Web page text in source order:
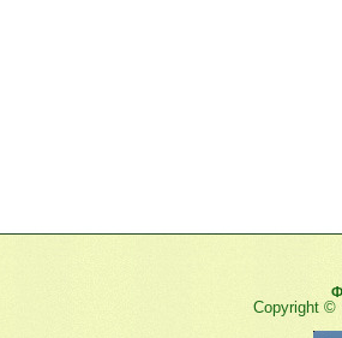
Copyright ©